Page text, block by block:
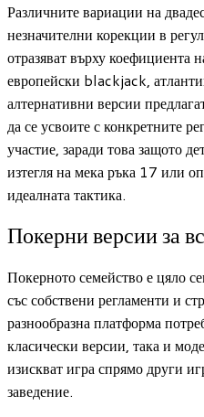
Различните вариации на
незначителни корекции в
отразяват върху коефициента
европейски blackjack,
алтернативни версии
да се усвоите с конкретните
участие, заради това защото
изтегля на мека ръка 17 или
идеалната тактика.
Покерни версии за
Покерното семейство е цяло
със собствени регламенти и
разнообразна платформа
класически версии, така и
изискват игра спрямо други
заведение.